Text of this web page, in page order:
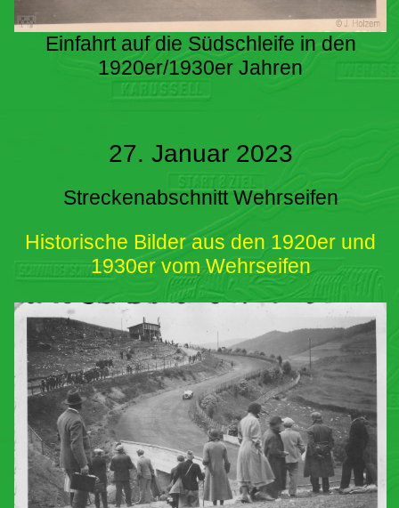
Einfahrt auf die Südschleife in den
1920er/1930er Jahren
27. Januar 2023
Streckenabschnitt Wehrseifen
Historische Bilder aus den 1920er und
1930er vom Wehrseifen